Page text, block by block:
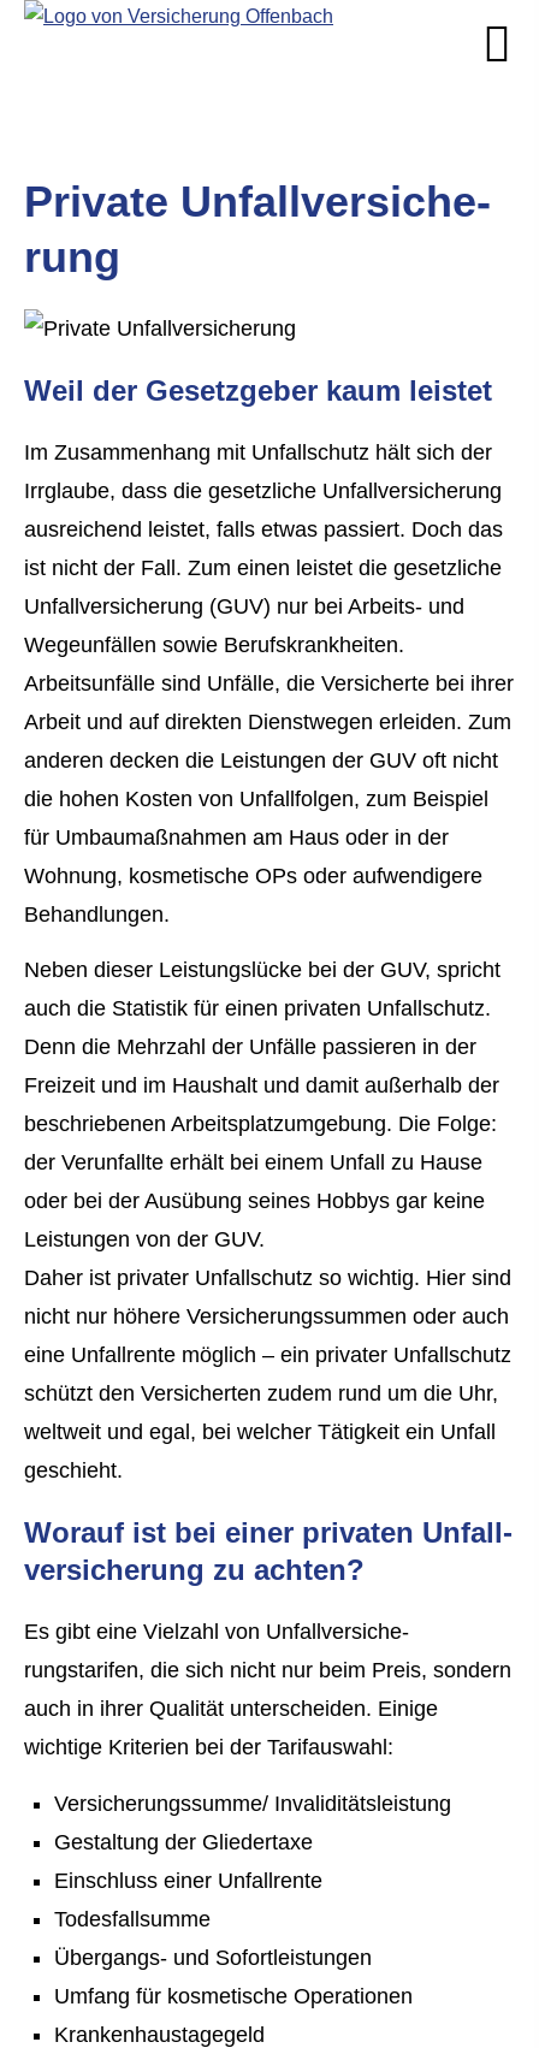
Private Unfall­ver­si­che­
rung
Weil der Gesetzgeber kaum leistet
Im Zusammenhang mit Unfallschutz hält sich der
Irrglaube, dass die gesetzliche Unfall­ver­si­che­rung
ausreichend leistet, falls etwas passiert. Doch das
ist nicht der Fall. Zum einen leistet die gesetzliche
Unfall­ver­si­che­rung (GUV) nur bei Arbeits- und
Wegeunfällen sowie Berufskrankheiten.
Arbeitsunfälle sind Unfälle, die Versicherte bei ihrer
Arbeit und auf direkten Dienstwegen erleiden. Zum
anderen decken die Leistungen der GUV oft nicht
die hohen Kosten von Unfallfolgen, zum Beispiel
für Umbaumaßnahmen am Haus oder in der
Wohnung, kosmetische OPs oder aufwendigere
Behandlungen.
Neben dieser Leistungslücke bei der GUV, spricht
auch die Statistik für einen privaten Unfallschutz.
Denn die Mehrzahl der Unfälle passieren in der
Freizeit und im Haushalt und damit außerhalb der
beschriebenen Arbeitsplatzumgebung. Die Folge:
der Verunfallte erhält bei einem Unfall zu Hause
oder bei der Ausübung seines Hobbys gar keine
Leistungen von der GUV.
Daher ist privater Unfallschutz so wichtig. Hier sind
nicht nur höhere Versicherungssummen oder auch
eine Unfallrente möglich – ein privater Unfallschutz
schützt den Versicherten zudem rund um die Uhr,
weltweit und egal, bei welcher Tätigkeit ein Unfall
geschieht.
Worauf ist bei einer privaten Unfall­
ver­si­che­rung zu achten?
Es gibt eine Vielzahl von Unfall­ver­si­che­
rungstarifen, die sich nicht nur beim Preis, sondern
auch in ihrer Qualität unterscheiden. Einige
wichtige Kriterien bei der Tarifauswahl:
Versicherungssumme/ Invaliditätsleistung
Gestaltung der Gliedertaxe
Einschluss einer Unfallrente
Todesfallsumme
Übergangs- und Sofortleistungen
Umfang für kosmetische Operationen
Krankenhaustagegeld